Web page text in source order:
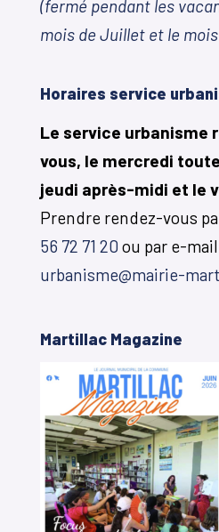
(fermé pendant les
mois de Juillet et le mois
Horaires service
Le service urbanisme
vous, le mercredi
jeudi après-midi et le
Prendre rendez-vous
56 72 71 20 ou par e-mail
urbanisme@mairie-
Martillac Magazine